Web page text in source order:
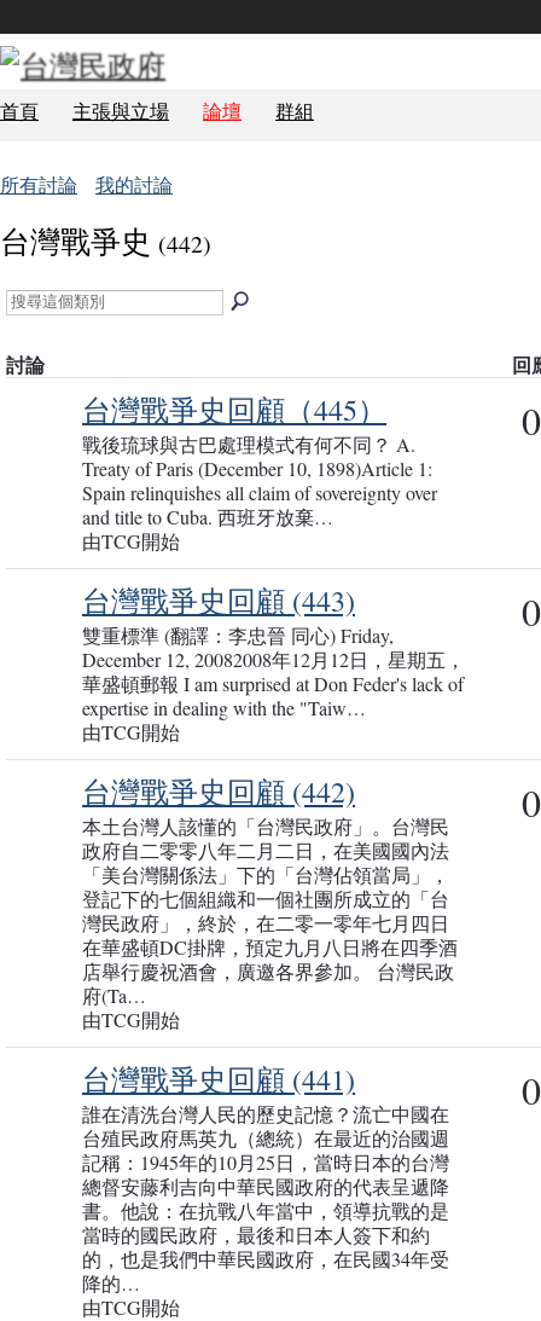
首頁 主張與立場 論壇 群組
所有討論 我的討論
台灣戰爭史 (442)
討論 回
台灣戰爭史回顧（445）
戰後琉球與古巴處理模式有何不同？ A.
Treaty of Paris (December 10, 1898)Article 1:
Spain relinquishes all claim of sovereignty over
and title to Cuba. 西班牙放棄…
由TCG開始
0
台灣戰爭史回顧 (443)
雙重標準 (翻譯：李忠晉 同心) Friday,
December 12, 20082008年12月12日，星期五，
華盛頓郵報 I am surprised at Don Feder's lack of
expertise in dealing with the "Taiw…
由TCG開始
0
台灣戰爭史回顧 (442)
本土台灣人該懂的「台灣民政府」。台灣民
政府自二零零八年二月二日，在美國國內法
「美台灣關係法」下的「台灣佔領當局」，
登記下的七個組織和一個社團所成立的「台
灣民政府」，終於，在二零一零年七月四日
在華盛頓DC掛牌，預定九月八日將在四季酒
店舉行慶祝酒會，廣邀各界參加。 台灣民政
府(Ta…
由TCG開始
0
台灣戰爭史回顧 (441)
誰在清洗台灣人民的歷史記憶？流亡中國在
台殖民政府馬英九（總統）在最近的治國週
記稱：1945年的10月25日，當時日本的台灣
總督安藤利吉向中華民國政府的代表呈遞降
書。他說：在抗戰八年當中，領導抗戰的是
當時的國民政府，最後和日本人簽下和約
的，也是我們中華民國政府，在民國34年受
降的…
由TCG開始
0